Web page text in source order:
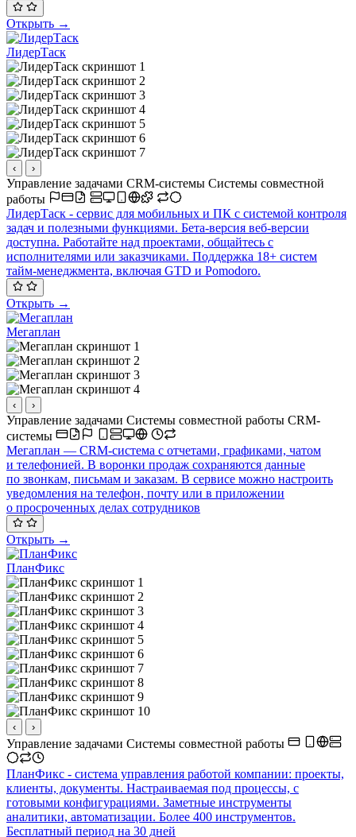
Открыть →
ЛидерТаск
‹ ›
Управление задачами CRM-системы Системы совместной
работы
ЛидерТаск - сервис для мобильных и ПК с системой контроля
задач и полезными функциями. Бета-версия веб-версии
доступна. Работайте над проектами, общайтесь с
исполнителями или заказчиками. Поддержка 18+ систем
тайм-менеджмента, включая GTD и Pomodoro.
Открыть →
Мегаплан
‹ ›
Управление задачами Системы совместной работы CRM-
системы
Мегаплан — CRM-система с отчетами, графиками, чатом
и телефонией. В воронки продаж сохраняются данные
по звонкам, письмам и заказам. В сервисе можно настроить
уведомления на телефон, почту или в приложении
о просроченных делах сотрудников
Открыть →
ПланФикс
‹ ›
Управление задачами Системы совместной работы
ПланФикс - система управления работой компании: проекты,
клиенты, документы. Настраиваемая под процессы, с
готовыми конфигурациями. Заметные инструменты
аналитики, автоматизации. Более 400 инструментов.
Бесплатный период на 30 дней